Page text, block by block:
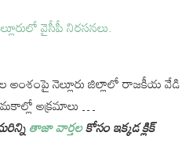
వైసీపీ నిరసనలు.
నెల్లూరు జిల్లాలో రాజకీయ వేడి
అక్రమాలు …
తాజా వార్తలకోసం ఇక్కడ క్లిక్